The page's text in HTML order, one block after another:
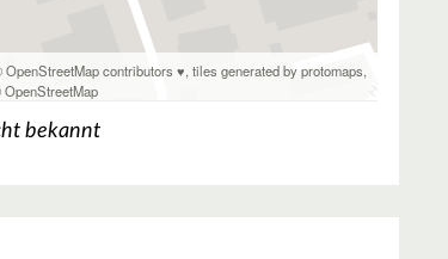
OpenStreetMap contributors ♥,tiles generated by protomaps,
OpenStreetMap
bekannt